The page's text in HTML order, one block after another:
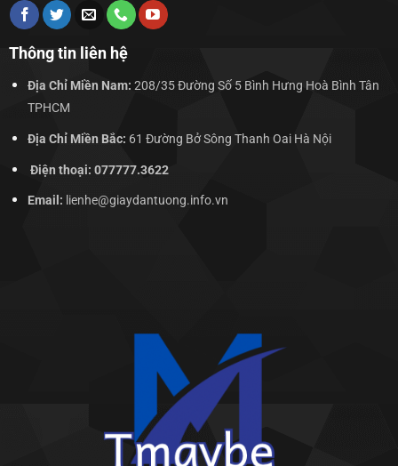
Thông tin liên hệ
Địa Chỉ Miền Nam: 208/35 Đường Số 5 Bình Hưng Hoà Bình Tân
TPHCM
Địa Chỉ Miền Bắc: 61 Đường Bở Sông Thanh Oai Hà Nội
Điện thoại: 077777.3622
Email: lienhe@giaydantuong.info.vn